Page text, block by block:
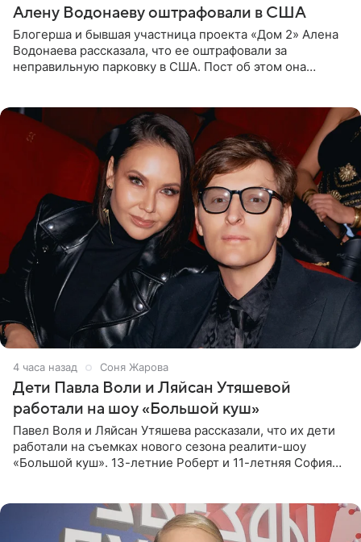
Алену Водонаеву оштрафовали в США
Блогерша и бывшая участница проекта «Дом 2» Алена
Водонаева рассказала, что ее оштрафовали за
неправильную парковку в США. Пост об этом она
4 часа назад Соня Жарова
Дети Павла Воли и Ляйсан Утяшевой
работали на шоу «Большой куш»
Павел Воля и Ляйсан Утяшева рассказали, что их дети
работали на съемках нового сезона реалити-шоу
«Большой куш». 13-летние Роберт и 11-летняя София